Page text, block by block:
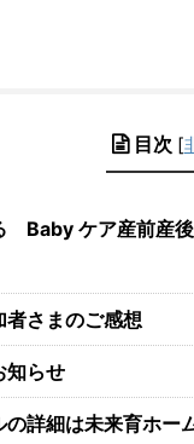
目次 [
Baby ケア産前産
者さまのご感想
知らせ
詳細は未来育ホー